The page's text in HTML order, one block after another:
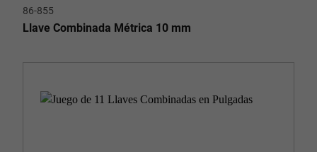
86-855
Llave Combinada Métrica 10 mm